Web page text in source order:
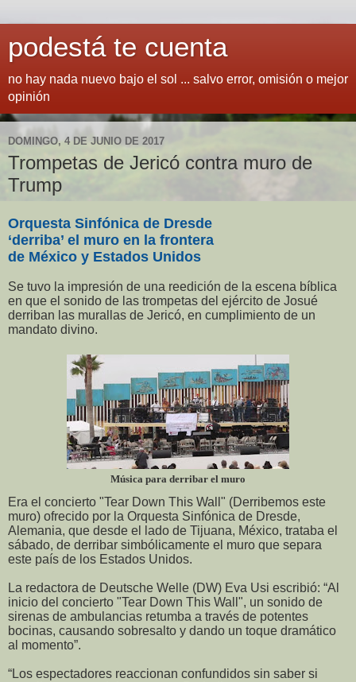
podestá te cuenta
no hay nada nuevo bajo el sol ... salvo error, omisión o mejor
opinión
DOMINGO, 4 DE JUNIO DE 2017
Trompetas de Jericó contra muro de
Trump
Orquesta Sinfónica de Dresde
‘derriba’ el muro en la frontera
de México y Estados Unidos
Se tuvo la impresión de una reedición de la escena bíblica
en que el sonido de las trompetas del ejército de Josué
derriban las murallas de Jericó, en cumplimiento de un
mandato divino.
Música para derribar el muro
Era el concierto "Tear Down This Wall" (Derribemos este
muro) ofrecido por la Orquesta Sinfónica de Dresde,
Alemania, que desde el lado de Tijuana, México, trataba el
sábado, de derribar simbólicamente el muro que separa
este país de los Estados Unidos.
La redactora de Deutsche Welle (DW) Eva Usi escribió: “Al
inicio del concierto "Tear Down This Wall", un sonido de
sirenas de ambulancias retumba a través de potentes
bocinas, causando sobresalto y dando un toque dramático
al momento”.
“Los espectadores reaccionan confundidos sin saber si